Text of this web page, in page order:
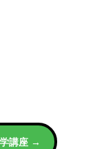
講座 →